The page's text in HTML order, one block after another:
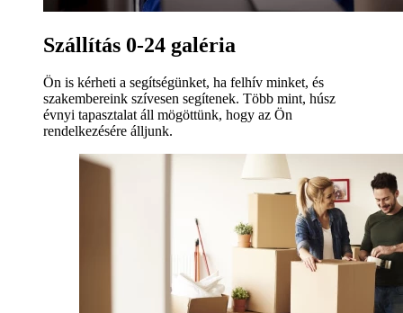
Szállítás 0-24 galéria
Ön is kérheti a segítségünket, ha felhív minket, és
szakembereink szívesen segítenek. Több mint, húsz
évnyi tapasztalat áll mögöttünk, hogy az Ön
rendelkezésére álljunk.